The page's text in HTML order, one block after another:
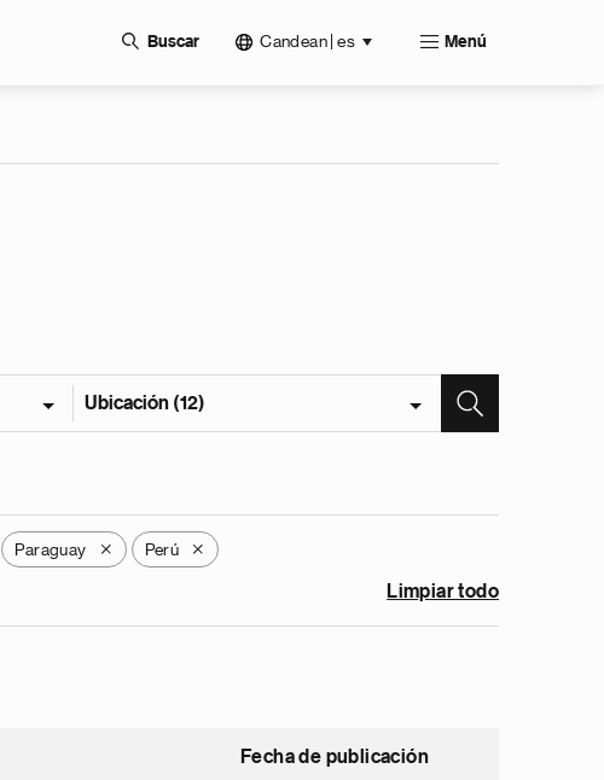
Buscar Candean | es Menú
Ubicación (12)
Paraguay X Perú X
Limpiar todo
Fecha de publicación